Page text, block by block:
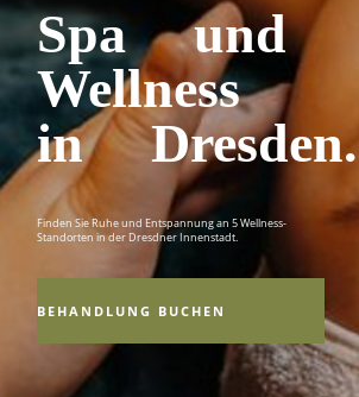
Spa und
Wellness
in Dresden.
Finden Sie Ruhe und Entspannung an 5 Wellness-
Standorten in der Dresdner Innenstadt.
BEHANDLUNG BUCHEN